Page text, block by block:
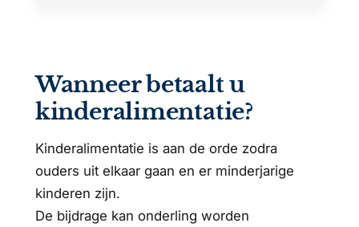
Wanneer betaalt u
kinderalimentatie?
Kinderalimentatie is aan de orde zodra
ouders uit elkaar gaan en er minderjarige
kinderen zijn.
De bijdrage kan onderling worden